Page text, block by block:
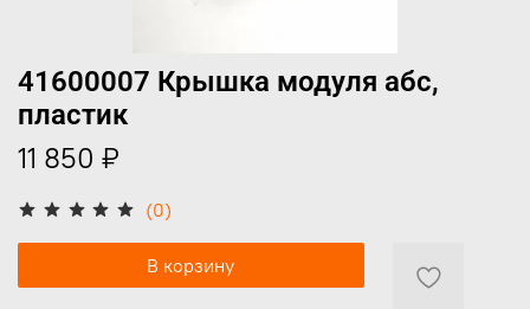
(0)
41600007 Крышка модуля абс,
пластик
11 850 ₽
В корзину